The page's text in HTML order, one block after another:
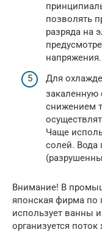
позволять
разряда на
напряжения.
Для
закаленную
снижением
Чаще
солей.
Внимание! В
японская фирма по
использует ванны
организуется